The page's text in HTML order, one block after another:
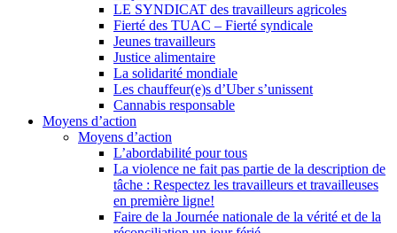
LE SYNDICAT des travailleurs agricoles
Fierté des TUAC – Fierté syndicale
Jeunes travailleurs
Justice alimentaire
La solidarité mondiale
Les chauffeur(e)s d’Uber s’unissent
Cannabis responsable
Moyens d’action
Moyens d’action
L’abordabilité pour tous
La violence ne fait pas partie de la description de
tâche : Respectez les travailleurs et travailleuses
en première ligne!
Faire de la Journée nationale de la vérité et de la